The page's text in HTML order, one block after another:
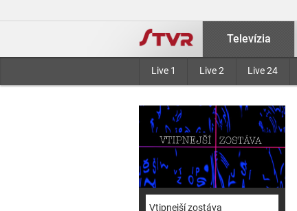
Televízia
Live 1 Live 2 Live 24
Vtipnejší zostáva